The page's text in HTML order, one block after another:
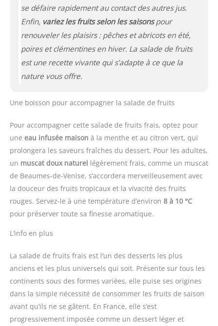
se défaire rapidement au contact des autres jus.
Enfin, variez les fruits selon les saisonspour
renouveler les plaisirs : pêches et abricots en été,
poires et clémentines en hiver. La salade de fruits
est une recette vivante qui s’adapte à ce que la
nature vous offre.
Une boisson pour accompagner la salade de fruits
Pour accompagner cette salade de fruits frais, optez pour
une eau infusée maison à la menthe et au citron vert, qui
prolongera les saveurs fraîches du dessert. Pour les adultes,
un muscat doux naturel légèrement frais, comme un muscat
de Beaumes-de-Venise, s’accordera merveilleusement avec
la douceur des fruits tropicaux et la vivacité des fruits
rouges. Servez-le à une température d’environ 8 à 10 °C
pour préserver toute sa finesse aromatique.
L’info en plus
La salade de fruits frais est l’un des desserts les plus
anciens et les plus universels qui soit. Présente sur tous les
continents sous des formes variées, elle puise ses origines
dans la simple nécessité de consommer les fruits de saison
avant qu’ils ne se gâtent. En France, elle s’est
progressivement imposée comme un dessert léger et